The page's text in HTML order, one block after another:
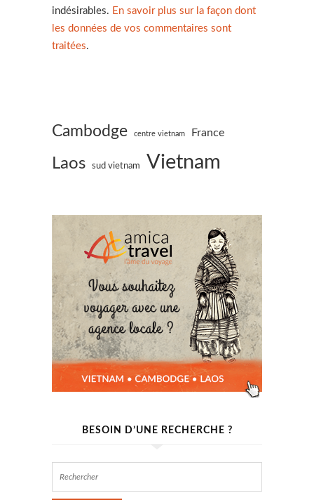
indésirables. En savoir plus sur la façon dont
les données de vos commentaires sont
traitées.
Cambodge centre vietnam France
Laos sud vietnam Vietnam
BESOIN D’UNE RECHERCHE ?